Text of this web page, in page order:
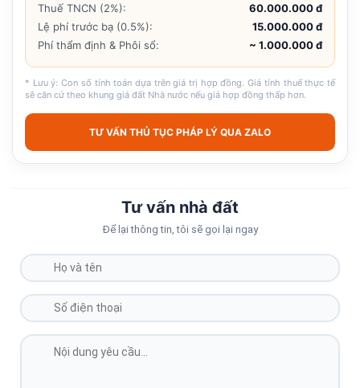
Thuế TNCN (2%):
60.000.000 đ
Lệ phí trước bạ (0.5%):
15.000.000 đ
Phí thẩm định & Phôi sổ:
~ 1.000.000 đ
* Lưu ý: Con số tính toán dựa trên giá trị hợp đồng. Giá tính thuế thực tế
sẽ căn cứ theo khung giá đất Nhà nước nếu giá hợp đồng thấp hơn.
TƯ VẤN THỦ TỤC PHÁP LÝ QUA ZALO
Tư vấn nhà đất
Để lại thông tin, tôi sẽ gọi lại ngay